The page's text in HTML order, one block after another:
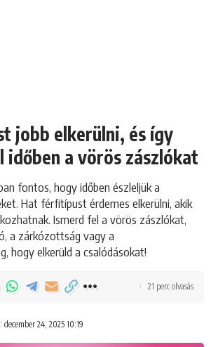
jobb elkerülni, és így
időben a vörös zászlókat
fontos, hogy időben észleljük a
Hat férfitípust érdemes elkerülni, akik
Ismerd fel a vörös zászlókat,
a zárkózottság vagy a
hogy elkerüld a csalódásokat!
december 24, 2025 10:19
21 perc olvasás